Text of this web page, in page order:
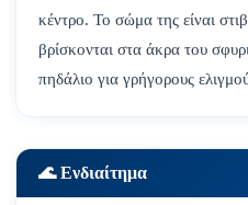
κέντρο. Το σώμα της είναι
βρίσκονται στα άκρα του
πηδάλιο για γρήγορους
🌊 Ενδιαίτημα